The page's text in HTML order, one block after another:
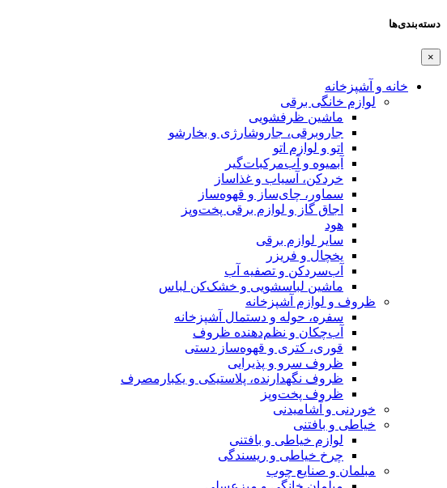
دسته‌بندی‌ها
×
خانه و آشپزخانه
لوازم خانگی برقی
ماشین ظرفشویی
جاروبرقی، جاروشارژی و بخارشو
اتو و لوازم اتو
آبمیوه و آب‌مرکبات‌گیر
خردکن، آسیاب و غذاساز
سماور، چای‌ساز و قهوه‌ساز
اجاق گاز و لوازم برقی پخت‌وپز
هود
سایر لوازم برقی
یخچال و فریزر
آب‌سردکن و تصفیه آب
ماشین لباسشویی و خشک‌کن لباس
ظروف و لوازم آشپزخانه
سفره، حوله و دستمال آشپزخانه
آب‌چکان و نظم‌دهنده ظروف
قوری، کتری و قهوه‌ساز دستی
ظروف سرو و پذیرایی
ظروف نگهدارنده، پلاستیکی و یکبارمصرف
ظروف پخت‌وپز
خوردنی و آشامیدنی
خیاطی و بافتنی
لوازم خیاطی و بافتنی
چرخ خیاطی و ریسندگی
مبلمان و صنایع چوب